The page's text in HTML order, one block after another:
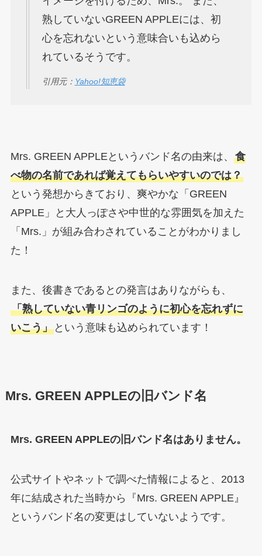
熟していないGREEN APPLEには、初
心を忘れないという意味合いも込めら
れているそうです。
引用元： Yahoo!知恵袋
Mrs. GREEN APPLEというバンド名の由来は、 食
べ物の名前であれば覚えてもらいやすいのでは？
という発想からきており、爽やかな「GREEN
APPLE」と大人っぽさや中世的な雰囲気を加えた
「Mrs.」が組み合わされていることがわかりまし
た！
また、後書きであるとの発言はありながらも、
「熟していない青リンゴのように初心を忘れずに
いこう」という意味も込められています！
Mrs. GREEN APPLEの旧バンド名
Mrs. GREEN APPLEの旧バンド名はありません。
公式サイトやネットで調べた情報によると、2013
年に結成された当時から『Mrs. GREEN APPLE』
というバンド名の変更はしていないようです。